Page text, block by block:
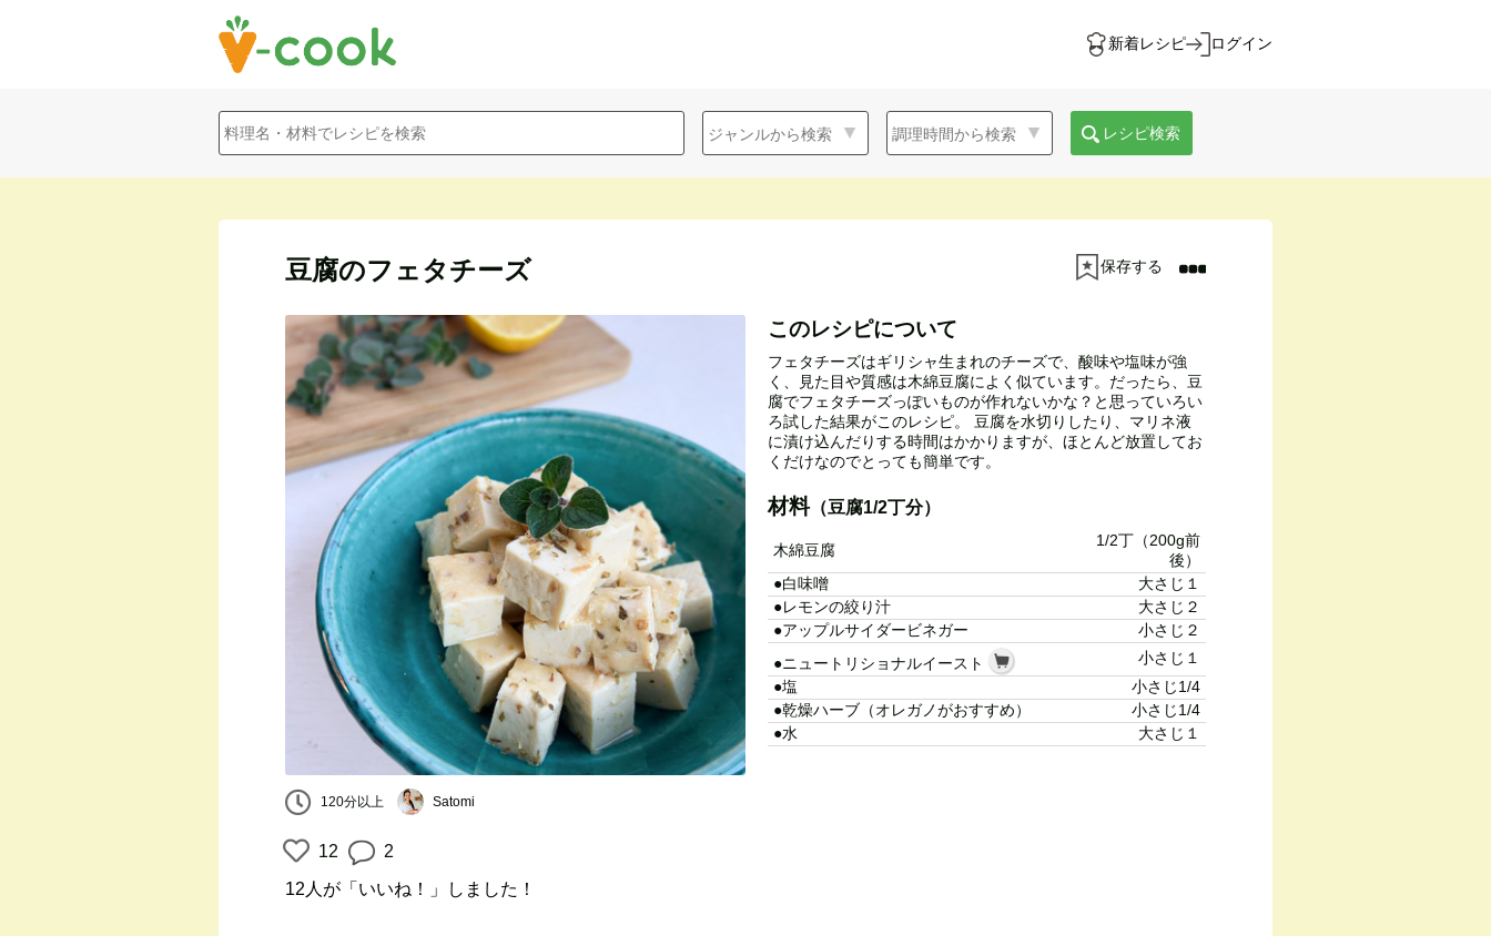
新着レシピ ログイン
レシピ検索
豆腐のフェタチーズ 保存する
120分以上 Satomi
12 2
12人 が「いいね！」しました！
このレシピについて
フェタチーズはギリシャ生まれのチーズで、酸味や塩味が強
く、見た目や質感は木綿豆腐によく似ています。だったら、豆
腐でフェタチーズっぽいものが作れないかな？と思っていろい
ろ試した結果がこのレシピ。 豆腐を水切りしたり、マリネ液
に漬け込んだりする時間はかかりますが、ほとんど放置してお
くだけなのでとっても簡単です。
材料（豆腐1/2丁分）
木綿豆腐
1/2丁（200g前
後）
●白味噌
大さじ１
●レモンの絞り汁
大さじ２
●アップルサイダービネガー
小さじ２
●ニュートリショナルイースト
小さじ１
●塩
小さじ1/4
●乾燥ハーブ（オレガノがおすすめ）
小さじ1/4
●水
大さじ１